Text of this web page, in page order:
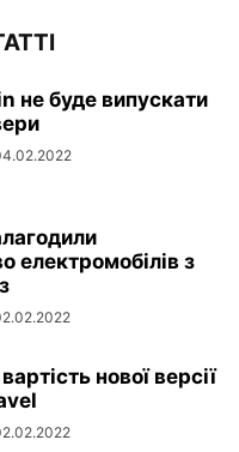
не буде випускати
електромобілів з
нової версії